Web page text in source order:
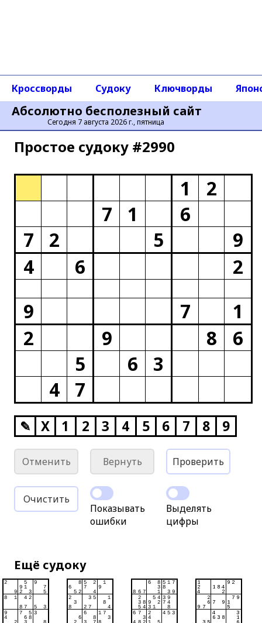
Абсолютно бесполезный сайт
Сегодня 7 августа 2026 г., пятница
Кроссворды Судоку Ключворды
Простое cудоку #2990
1
2
7
1
6
7
2 5
9
4
6
2
9
7
1
2
9 8
6
5
6
3
4
7
✎ X 1 2 3 4 5 6 7 8 9
Отменить Вернуть Проверить
Очистить
Показывать
ошибки
Выделять
цифры
Ещё судоку